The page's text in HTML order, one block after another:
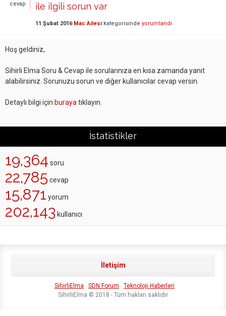
cevap
ile ilgili sorun var
11 Şubat 2016 Mac Ailesi kategorisinde yorumlandı
Hoş geldiniz,
Sihirli Elma Soru & Cevap ile sorularınıza en kısa zamanda yanıt
alabilirsiniz. Sorunuzu sorun ve diğer kullanıcılar cevap versin.
Detaylı bilgi için buraya tıklayın.
İstatistikler
19,364 soru
22,785 cevap
15,871 yorum
202,143 kullanıcı
İletişim
SihirliElma SDN Forum
Teknoloji Haberleri
SihirliElma © 2018 - Tüm hakları saklıdır